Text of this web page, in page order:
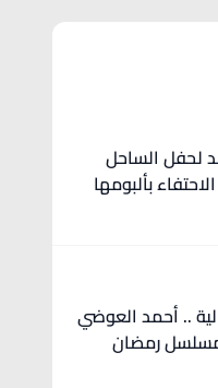
لحفل الساحل
بألبومها
مسابقة وجوائز مالية .. أحمد العوضي
رمضان